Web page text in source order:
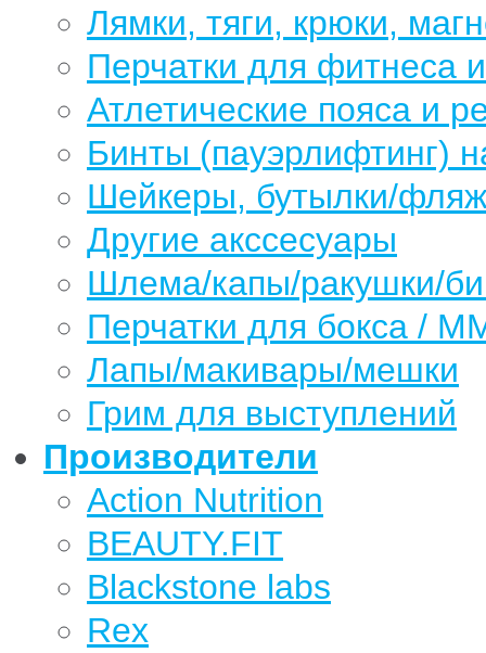
Лямки, тяги, крюки,
Перчатки для фитнеса
Атлетические пояса и
Бинты (пауэрлифтинг)
Шейкеры, бутылки/
Другие акссесуары
Шлема/капы/ракушки/
Перчатки для бокса /
Лапы/макивары/мешки
Грим для выступлений
Производители
Action Nutrition
BEAUTY.FIT
Blackstone labs
Rex